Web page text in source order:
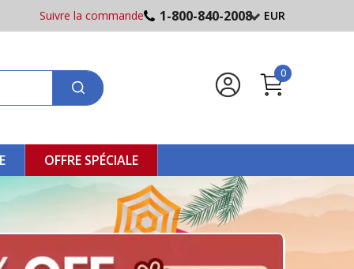
Suivre la commande 1-800-840-2008 EUR
0
OFFRE SPÉCIALE